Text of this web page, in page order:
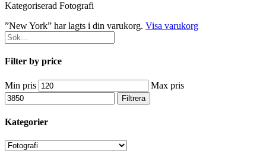
Kategoriserad Fotografi
”New York” har lagts i din varukorg. Visa varukorg
Filter by price
Min pris Max pris
Filtrera
Kategorier